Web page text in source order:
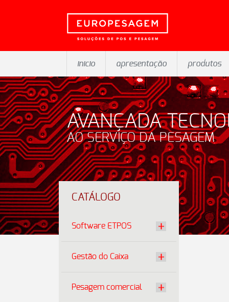
inicio apresentação produtos
AVANÇADA
AO SERVIÇO DA PESAGEM
CATÁLOGO
Software ETPOS
Gestão do Caixa
Pesagem comercial